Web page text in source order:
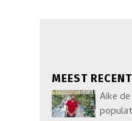
MEEST RECENT
Aike